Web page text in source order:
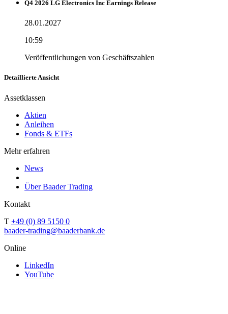
Q4 2026 LG Electronics Inc Earnings Release
28.01.2027
10:59
Veröffentlichungen von Geschäftszahlen
Detaillierte Ansicht
Assetklassen
Aktien
Anleihen
Fonds & ETFs
Mehr erfahren
News
Über Baader Trading
Kontakt
T +49 (0) 89 5150 0
baader-trading@baaderbank.de
Online
LinkedIn
YouTube